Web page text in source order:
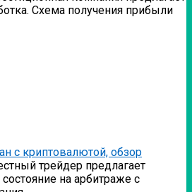
Схема получения прибыли
с криптовалютой, обзор
трейдер предлагает
на арбитраже с